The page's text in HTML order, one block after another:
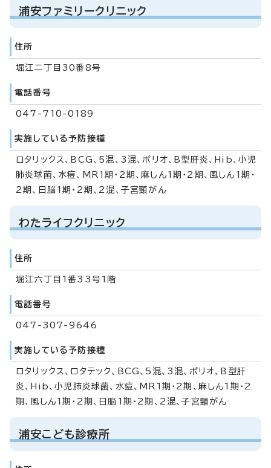
浦安ファミリークリニック
住所
堀江二丁目30番8号
電話番号
047-710-0189
実施している予防接種
ロタリックス、BCG、5混、3混、ポリオ、B型肝炎、Hib、小児
肺炎球菌、水痘、MR1期・2期、麻しん1期・2期、風しん1期・
2期、日脳1期・2期、2混、子宮頸がん
わたライフクリニック
住所
堀江六丁目1番33号1階
電話番号
047-307-9646
実施している予防接種
ロタリックス、ロタテック、BCG、5混、3混、ポリオ、B型肝
炎、Hib、小児肺炎球菌、水痘、MR1期・2期、麻しん1期・2
期、風しん1期・2期、日脳1期・2期、2混、子宮頸がん
浦安こども診療所